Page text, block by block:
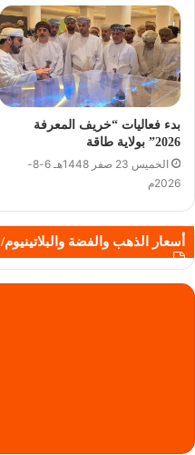
بدء فعاليات “خريف المعرفة
2026” بولاية طاقة
الخميس 23 صفر 1448هـ 6-8-
2026م
أسعار الذهب والفضة والبلاتينيوم/ Gold, Silver and Platinum Rate